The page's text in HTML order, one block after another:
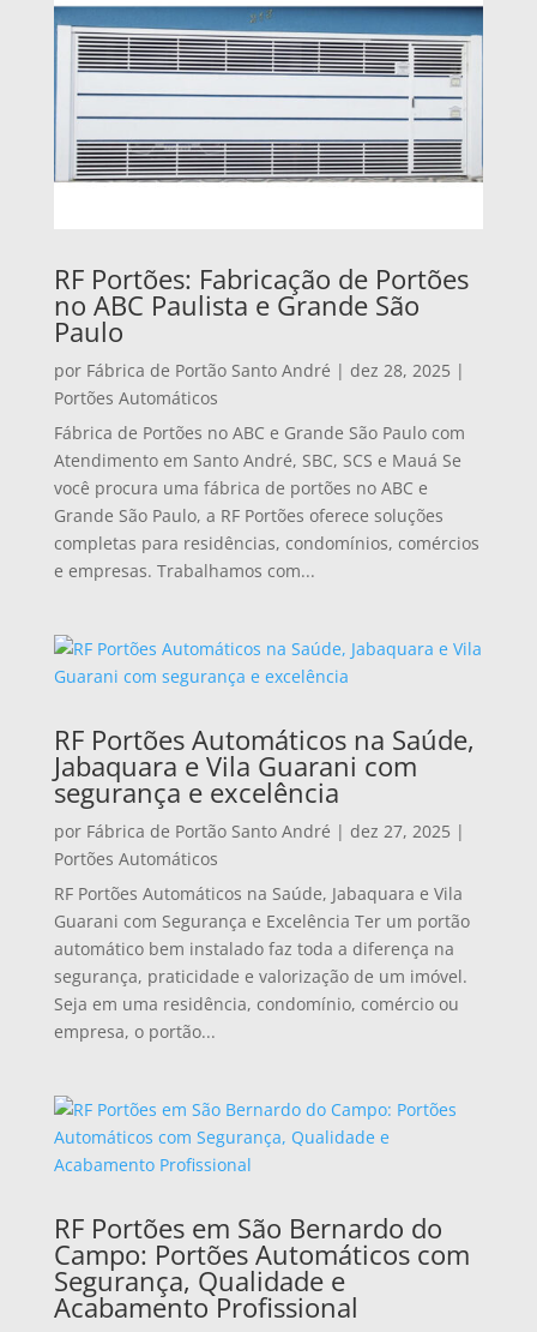
RF Portões: Fabricação de Portões
no ABC Paulista e Grande São
Paulo
por Fábrica de Portão Santo André | dez 28, 2025 |
Portões Automáticos
Fábrica de Portões no ABC e Grande São Paulo com
Atendimento em Santo André, SBC, SCS e Mauá Se
você procura uma fábrica de portões no ABC e
Grande São Paulo, a RF Portões oferece soluções
completas para residências, condomínios, comércios
e empresas. Trabalhamos com...
RF Portões Automáticos na Saúde,
Jabaquara e Vila Guarani com
segurança e excelência
por Fábrica de Portão Santo André | dez 27, 2025 |
Portões Automáticos
RF Portões Automáticos na Saúde, Jabaquara e Vila
Guarani com Segurança e Excelência Ter um portão
automático bem instalado faz toda a diferença na
segurança, praticidade e valorização de um imóvel.
Seja em uma residência, condomínio, comércio ou
empresa, o portão...
RF Portões em São Bernardo do
Campo: Portões Automáticos com
Segurança, Qualidade e
Acabamento Profissional